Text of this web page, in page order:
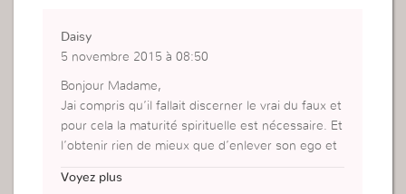
Daisy
5 novembre 2015 à 08:50
Bonjour Madame,
Jai compris qu’il fallait discerner le vrai du faux et
pour cela la maturité spirituelle est nécessaire. Et
l’obtenir rien de mieux que d’enlever son ego et
ion.
Voyez plus